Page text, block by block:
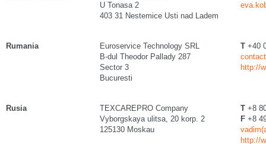
U Tonasa 2
403 31 Nestemice Usti nad Ladem
Rumania
Euroservice Technology SRL
B-dul Theodor Pallady 287
Sector 3
Bucuresti
T +40
http://
Rusia
TEXCAREPRO Company
Vyborgskaya ulitsa, 20 korp. 2
125130 Moskau
T +8
F +8
http://